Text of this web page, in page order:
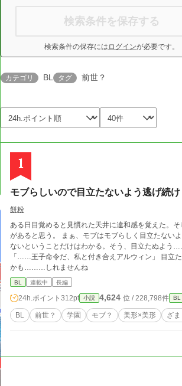
検索条件を保存する
検索条件の保存には ログインが必要です。
カテゴリ BL タグ 前世？
1
モブらしいので目立たないよう逃げ続
餅粉
ある日目覚めると見慣れた天井に違和感を覚えた。
があると思う。 まぁ、モブはモブらしく目立たないようにしよう。 モブというものはあまりわからないがでも目立っていい存在では
ないということだけはわかる。そう、目立たぬよう……目立たぬよう………。 「アルウィ
「……王子命令だ、私と付き合えアルウィン」 目立たぬように過ごすつもりが何故か第二王子に執着されています。 ざまぁ要素ある
かも………しれませんね
BL 連載中 長編
24h.ポイント 312pt 小説 4,624 位 / 228,798件 BL
BL 前世？ 学園 モブ？ 美形×美形 ざ